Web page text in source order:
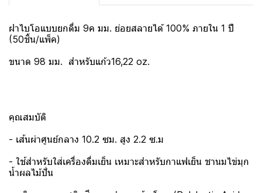
ฝาไบโอแบบยกดื่ม 9ค มม. ย่อยสลายได้ 100% ภายใน 1 ปี
(50ชิ้น/แพ็ค)
ขนาด 98 มม. สำหรับแก้ว16,22 oz.
คุณสมบัติ
- เส้นผ่าศูนย์กลาง 10.2 ซม. สูง 2.2 ซ.ม
- ใช้สำหรับใส่เครื่องดื่มเย็น เหมาะสำหรับกาแฟเย็น ชานมไข่มุก
น้ำผลไม้ปั่น